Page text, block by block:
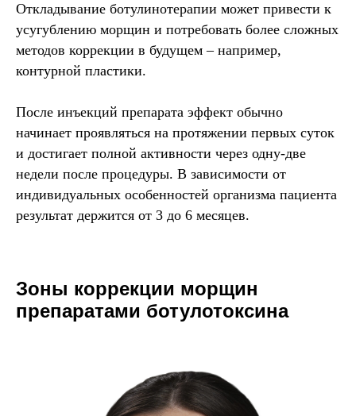
Откладывание ботулинотерапии может привести к
усугублению морщин и потребовать более сложных
методов коррекции в будущем – например,
контурной пластики.
После инъекций препарата эффект обычно
начинает проявляться на протяжении первых суток
и достигает полной активности через одну-две
недели после процедуры. В зависимости от
индивидуальных особенностей организма пациента
результат держится от 3 до 6 месяцев.
Зоны коррекции морщин
препаратами ботулотоксина